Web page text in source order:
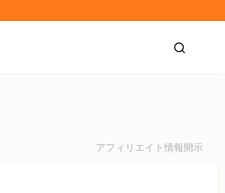
アフィリエイト情報開示